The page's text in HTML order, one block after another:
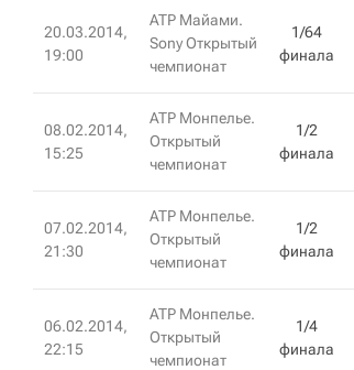
20.03.2014,
19:00
ATP Майами.
Sony Открытый
чемпионат
1/64
финала
08.02.2014,
15:25
ATP Монпелье.
Открытый
чемпионат
1/2
финала
07.02.2014,
21:30
ATP Монпелье.
Открытый
чемпионат
1/2
финала
06.02.2014,
22:15
ATP Монпелье.
Открытый
чемпионат
1/4
финала